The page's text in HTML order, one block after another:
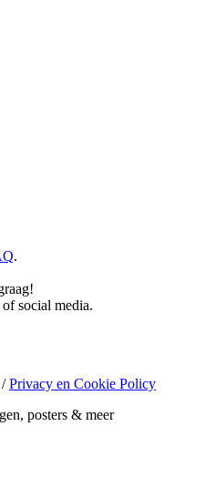
.
social media.
/Privacy en Cookie Policy
posters & meer